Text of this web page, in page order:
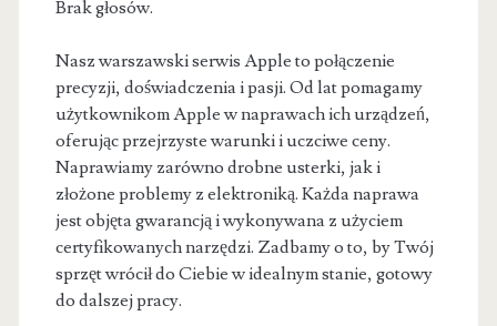
Brak głosów.
Nasz warszawski serwis Apple to połączenie
precyzji, doświadczenia i pasji. Od lat pomagamy
użytkownikom Apple w naprawach ich urządzeń,
oferującprzejrzyste warunki i uczciwe ceny.
Naprawiamy zarówno drobne usterki, jak i
złożone problemy z elektroniką. Każda naprawa
jest objęta gwarancją i wykonywana z użyciem
certyfikowanych narzędzi. Zadbamy o to, by Twój
sprzęt wrócił do Ciebie w idealnym stanie, gotowy
do dalszej pracy.